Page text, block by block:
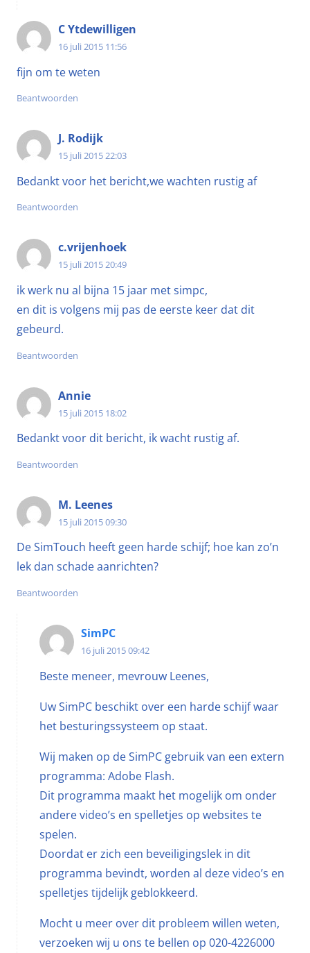
C Ytdewilligen
16 juli 2015 11:56
fijn om te weten
Beantwoorden
J. Rodijk
15 juli 2015 22:03
Bedankt voor het bericht,we wachten rustig af
Beantwoorden
c.vrijenhoek
15 juli 2015 20:49
ik werk nu al bijna 15 jaar met simpc,
en dit is volgens mij pas de eerste keer dat dit
gebeurd.
Beantwoorden
Annie
15 juli 2015 18:02
Bedankt voor dit bericht, ik wacht rustig af.
Beantwoorden
M. Leenes
15 juli 2015 09:30
De SimTouch heeft geen harde schijf; hoe kan zo’n
lek dan schade aanrichten?
Beantwoorden
SimPC
16 juli 2015 09:42
Beste meneer, mevrouw Leenes,
Uw SimPC beschikt over een harde schijf waar
het besturingssysteem op staat.
Wij maken op de SimPC gebruik van een extern
programma: Adobe Flash.
Dit programma maakt het mogelijk om onder
andere video’s en spelletjes op websites te
spelen.
Doordat er zich een beveiligingslek in dit
programma bevindt, worden al deze video’s en
spelletjes tijdelijk geblokkeerd.
Mocht u meer over dit probleem willen weten,
verzoeken wij u ons te bellen op 020-4226000